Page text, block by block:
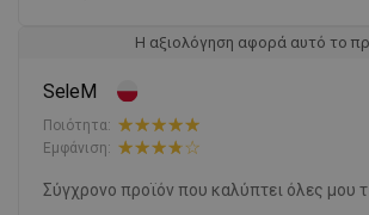
Η αξιολόγηση αφορά αυτό το
SeleM
Ποιότητα:
Εμφάνιση:
Σύγχρονο προϊόν που καλύπτει όλες μου